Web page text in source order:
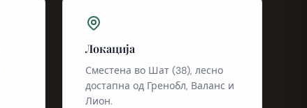
Локација
Сместена во Шат (38), лесно
достапна од Гренобл, Валанс и
Лион.